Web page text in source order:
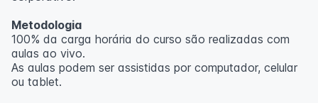
Metodologia
100% da carga horária do curso são realizadas com
aulas ao vivo.
As aulas podem ser assistidas por computador, celular
ou tablet.